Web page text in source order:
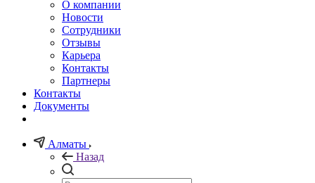
О компании
Новости
Сотрудники
Отзывы
Карьера
Контакты
Партнеры
Контакты
Документы
Алматы
Назад